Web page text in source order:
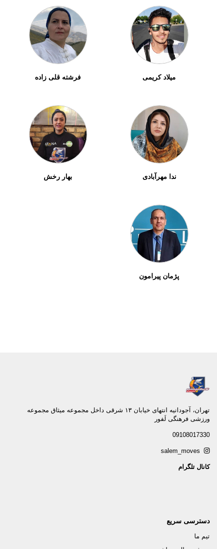
میلاد کریمی فرشته قلی زاده
ندا مهرآبادی بهار رخش
پژمان پیرامون
تهران، آجودانيه انتهاى خيابان ١٣ شرقى داخل مجموعه ميثاق مجموعه
ورزشى فرهنگى لَفور
09108017330
کانال تلگرام
دسترسی سریع
تیم ما